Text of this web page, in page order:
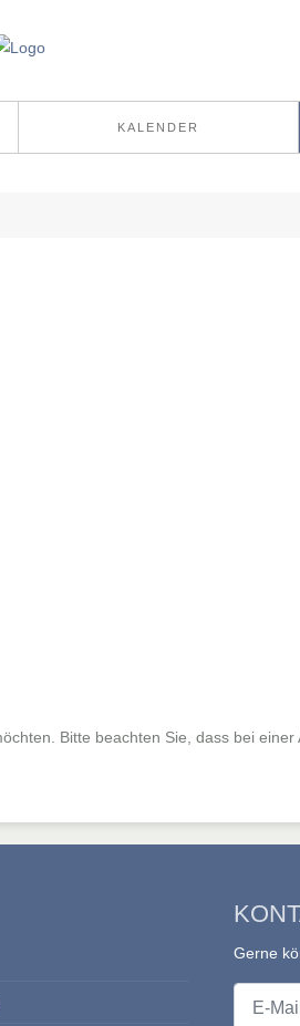
KALENDER
Gerne
Bitte beachten Sie, dass bei